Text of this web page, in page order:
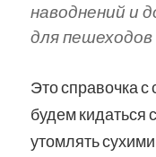
наводнений и
для
Это справочка
будем кидаться
утомлять